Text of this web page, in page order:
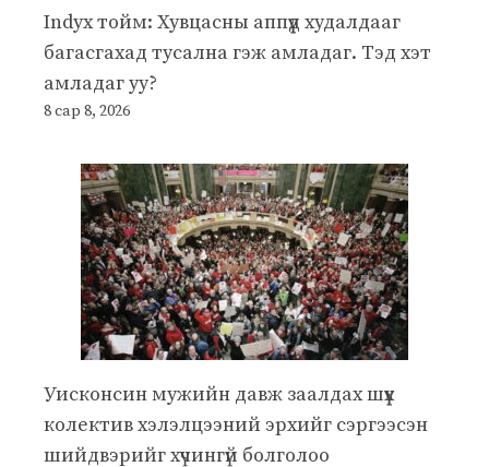
Indyx тойм: Хувцасны аппүүд худалдааг
багасгахад тусална гэж амладаг. Тэд хэт
амладаг уу?
8 сар 8, 2026
Уисконсин мужийн давж заалдах шүүх
колектив хэлэлцээний эрхийг сэргээсэн
шийдвэрийг хүчингүй болголоо